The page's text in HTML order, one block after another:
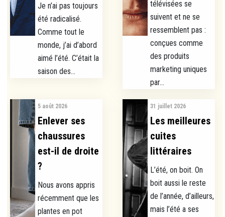
Je n’ai pas toujours
été radicalisé.
Comme tout le
monde, j’ai d’abord
aimé l’été. C’était la
saison des...
télévisées se
suivent et ne se
ressemblent pas :
conçues comme
des produits
marketing uniques
par...
5 août 2026
Enlever ses
chaussures
est-il de droite
?
Nous avons appris
récemment que les
plantes en pot
31 juillet 2026
Les meilleures
cuites
littéraires
L’été, on boit. On
boit aussi le reste
de l’année, d’ailleurs,
mais l’été a ses